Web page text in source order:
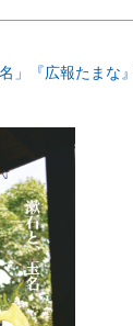
名」『広報たまな